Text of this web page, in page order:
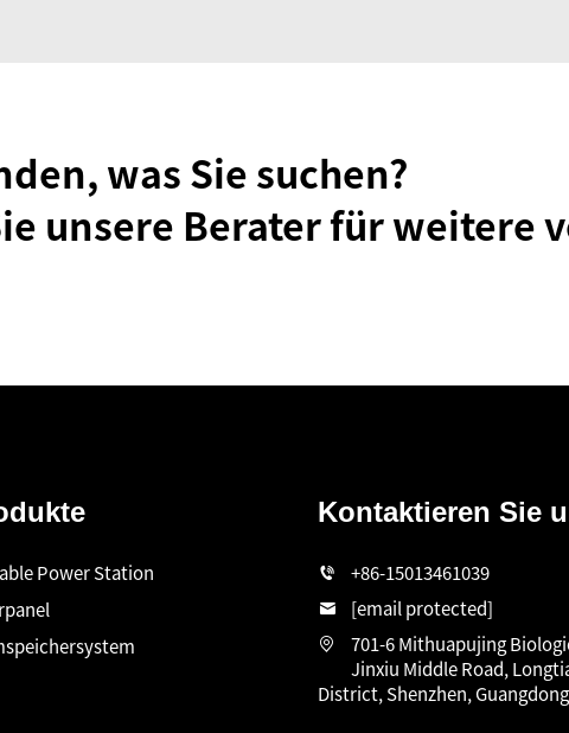
was Sie suchen?
unsere Berater für weitere
Power Station
Kontaktieren Sie
+86-15013461039
[email protected]
701-6 Mithuapujing
Jinxiu Middle Road,
District, Shenzhen,